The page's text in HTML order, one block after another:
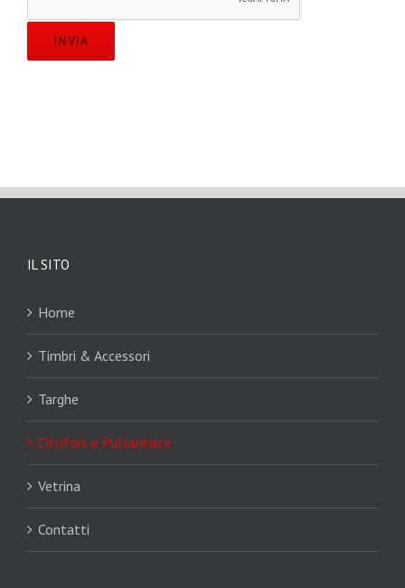
IL SITO
Home
Timbri & Accessori
Targhe
Citofoni e Pulsantiere
Vetrina
Contatti